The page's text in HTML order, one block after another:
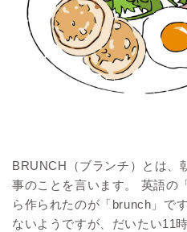
BRUNCH（ブランチ）とは、
事のことを言います。 英語の
ら作られたのが「brunch」で
ないようですが、だいたい11